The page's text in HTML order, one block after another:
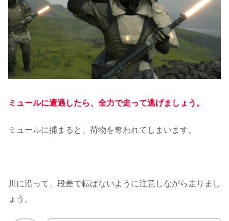
ミュールに遭遇したら、全力で走って逃げましょう。
ミュールに捕まると、荷物を奪われてしまいます。
川に沿って、段差で転ばないように注意しながら走りまし
ょう。